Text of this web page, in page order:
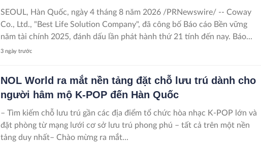
SEOUL, Hàn Quốc, ngày 4 tháng 8 năm 2026 /PRNewswire/ -- Coway
Co., Ltd., "Best Life Solution Company", đã công bố Báo cáo Bền vững
năm tài chính 2025, đánh dấu lần phát hành thứ 21 tính đến nay. Báo...
3 ngày trước
NOL World ra mắt nền tảng đặt chỗ lưu trú dành cho
người hâm mộ K-POP đến Hàn Quốc
– Tìm kiếm chỗ lưu trú gần các địa điểm tổ chức hòa nhạc K-POP lớn và
đặt phòng từ mạng lưới cơ sở lưu trú phong phú – tất cả trên một nền
tảng duy nhất– Chào mừng ra mắt...